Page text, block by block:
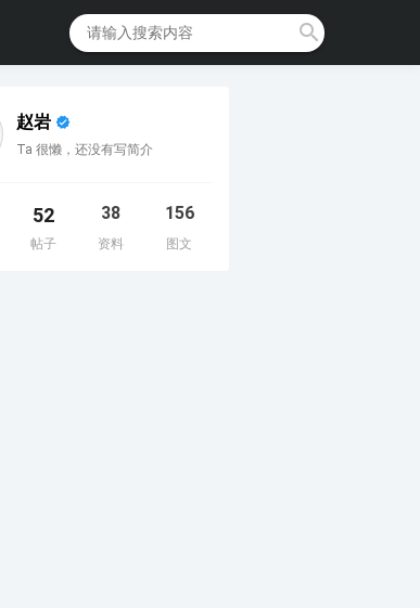
赵岩
Ta 很懒，还没有写简介
52
帖子
38
资料
156
图文